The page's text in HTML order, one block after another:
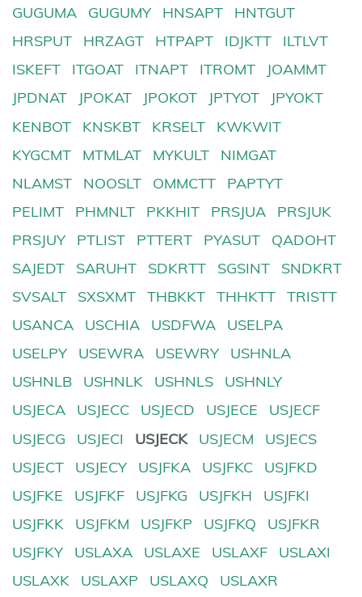
GUGUMA GUGUMY HNSAPT
HNTGUT
HRSPUT
HRZAGT HTPAPT IDJKTT
ILTLVT
ISKEFT
ITGOAT ITNAPT ITROMT
JOAMMT
JPDNAT
JPOKAT JPOKOT JPTYOT
JPYOKT
KENBOT
KNSKBT KRSELT
KWKWIT
KYGCMT
MTMLAT MYKULT
NIMGAT
NLAMST
NOOSLT OMMCTT
PAPTYT
PELIMT
PHMNLT PKKHIT PRSJUA
PRSJUK
PRSJUY
PTLIST PTTERT PYASUT
QADOHT
SAJEDT
SARUHT SDKRTT SGSINT
SNDKRT
SVSALT
SXSXMT THBKKT THHKTT
TRISTT
USANCA
USCHIA USDFWA
USELPA
USELPY
USEWRA USEWRY
USHNLA
USHNLB
USHNLK USHNLS
USHNLY
USJECA
USJECC USJECD USJECE
USJECF
USJECG
USJECI USJECK USJECM
USJECS
USJECT
USJECY USJFKA USJFKC
USJFKD
USJFKE
USJFKF USJFKG USJFKH
USJFKI
USJFKK
USJFKM USJFKP USJFKQ
USJFKR
USJFKY
USLAXA USLAXE USLAXF
USLAXI
USLAXK
USLAXP USLAXQ
USLAXR